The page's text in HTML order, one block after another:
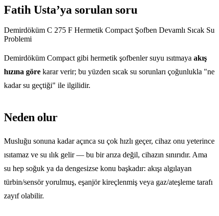
Fatih Usta’ya sorulan soru
Demirdöküm C 275 F Hermetik Compact Şofben Devamlı Sıcak Su
Problemi
Demirdöküm Compact gibi hermetik şofbenler suyu ısıtmaya akış
hızına göre karar verir; bu yüzden sıcak su sorunları çoğunlukla "ne
kadar su geçtiği" ile ilgilidir.
Neden olur
Musluğu sonuna kadar açınca su çok hızlı geçer, cihaz onu yeterince
ısıtamaz ve su ılık gelir — bu bir arıza değil, cihazın sınırıdır. Ama
su hep soğuk ya da dengesizse konu başkadır: akışı algılayan
türbin/sensör yorulmuş, eşanjör kireçlenmiş veya gaz/ateşleme tarafı
zayıf olabilir.